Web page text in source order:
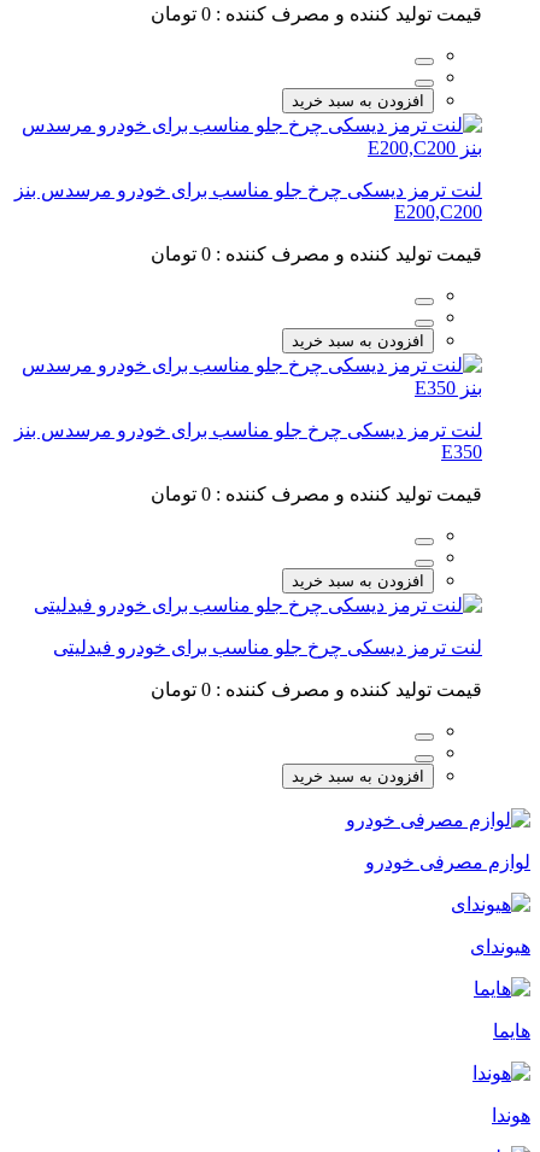
قیمت تولید کننده و مصرف کننده : 0 تومان
افزودن به سبد خرید
لنت ترمز دیسکی چرخ جلو مناسب برای خودرو مرسدس بنز
E200,C200
قیمت تولید کننده و مصرف کننده : 0 تومان
افزودن به سبد خرید
لنت ترمز دیسکی چرخ جلو مناسب برای خودرو مرسدس بنز
E350
قیمت تولید کننده و مصرف کننده : 0 تومان
افزودن به سبد خرید
لنت ترمز دیسکی چرخ جلو مناسب برای خودرو فیدلیتی
قیمت تولید کننده و مصرف کننده : 0 تومان
افزودن به سبد خرید
لوازم مصرفی خودرو
هیوندای
هایما
هوندا